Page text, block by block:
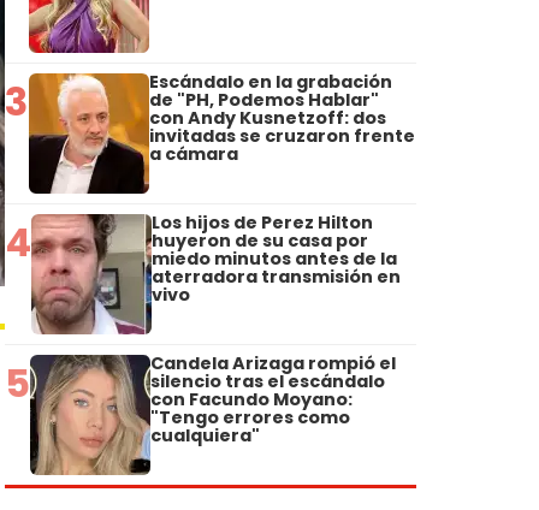
3 Escándalo en la grabación
de "PH, Podemos Hablar"
con Andy Kusnetzoff: dos
invitadas se cruzaron frente
a cámara
4 Los hijos de Perez Hilton
huyeron de su casa por
miedo minutos antes de la
aterradora transmisión en
vivo
5 Candela Arizaga rompió el
silencio tras el escándalo
con Facundo Moyano:
"Tengo errores como
cualquiera"